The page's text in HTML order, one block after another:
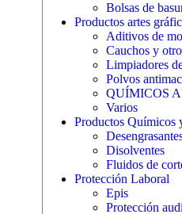
Bolsas de
Productos artes
Aditivos de
Cauchos y
Limpiadores
Polvos
QUÍMICOS
Varios
Productos Químicos
Disolventes
Fluidos de
Protección Laboral
Epis
Protección